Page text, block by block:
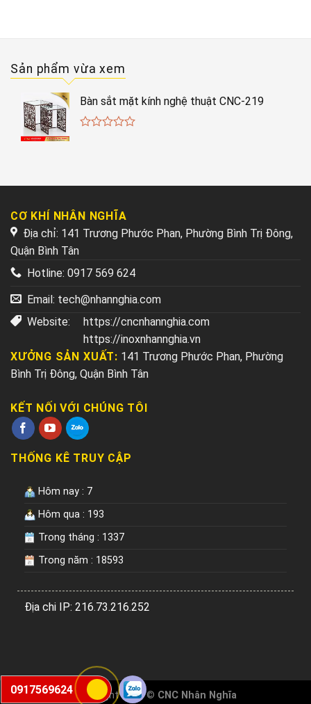
0917569624
Sản phẩm vừa xem
Bàn sắt mặt kính nghệ thuật CNC-219
CƠ KHÍ NHÂN NGHĨA
Địa chỉ: 141 Trương Phước Phan, Phường Bình Trị Đông,
Quận Bình Tân
Hotline: 0917 569 624
Email: tech@nhannghia.com
Website:
https://cncnhannghia.com
https://inoxnhannghia.vn
XƯỞNG SẢN XUẤT: 141 Trương Phước Phan, Phường
Bình Trị Đông, Quận Bình Tân
KẾT NỐI VỚI CHÚNG TÔI
THỐNG KÊ TRUY CẬP
Hôm nay : 7
Hôm qua : 193
Trong tháng : 1337
Trong năm : 18593
Địa chi IP: 216.73.216.252
Copyright 2026 © CNC Nhân Nghĩa